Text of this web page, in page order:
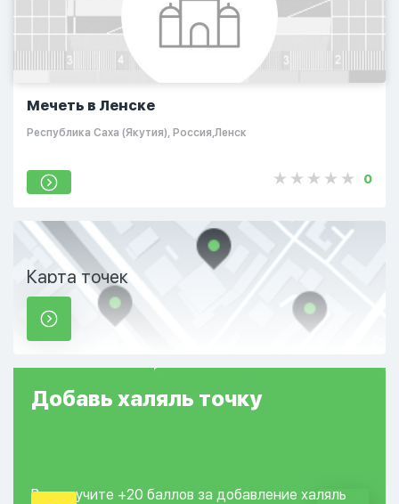
Мечеть в Ленске
Республика Саха (Якутия), Россия,Ленск
0
Карта точек
Добавь халяль точку
Вы получите +20 баллов за добавление халяль